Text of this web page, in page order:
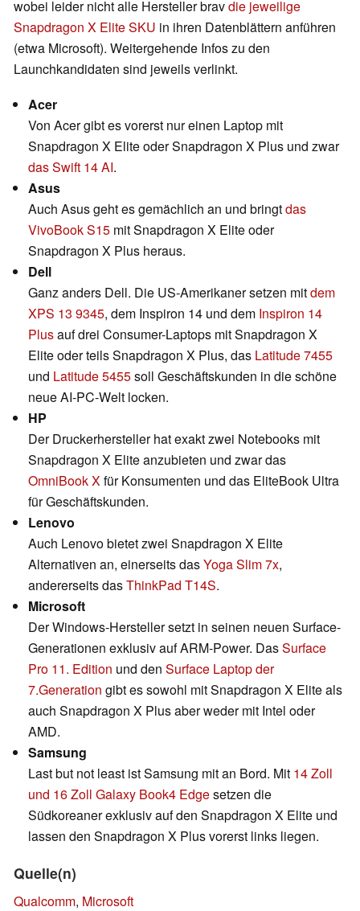
wobei leider nicht alle Hersteller bravdie jeweilige
Snapdragon X Elite SKU in ihren Datenblättern anführen
(etwa Microsoft). Weitergehende Infos zu den
Launchkandidaten sind jeweils verlinkt.
Acer
Von Acer gibt es vorerst nur einen Laptop mit
Snapdragon X Elite oder Snapdragon X Plus und zwar
das Swift 14 AI.
Asus
Auch Asus geht es gemächlich an und bringtdas
VivoBook S15 mit Snapdragon X Elite oder
Snapdragon X Plus heraus.
Dell
Ganz anders Dell. Die US-Amerikaner setzen mitdem
XPS 13 9345, dem Inspiron 14 und dem Inspiron 14
Plusauf drei Consumer-Laptops mit Snapdragon X
Elite oder teils Snapdragon X Plus, das Latitude 7455
und Latitude 5455soll Geschäftskunden in die schöne
neue AI-PC-Welt locken.
HP
Der Druckerhersteller hat exakt zwei Notebooks mit
Snapdragon X Elite anzubieten und zwar das
OmniBook X für Konsumenten und das EliteBook Ultra
für Geschäftskunden.
Lenovo
Auch Lenovo bietet zwei Snapdragon X Elite
Alternativen an, einerseits dasYoga Slim 7x,
andererseits dasThinkPad T14S.
Microsoft
Der Windows-Hersteller setzt in seinen neuen Surface-
Generationen exklusiv auf ARM-Power. DasSurface
Pro 11. Edition und den Surface Laptop der
7.Generation gibt es sowohl mit Snapdragon X Elite als
auch Snapdragon X Plus aber weder mit Intel oder
AMD.
Samsung
Last but not least ist Samsung mit an Bord. Mit 14 Zoll
und 16 Zoll Galaxy Book4 Edgesetzen die
Südkoreaner exklusiv auf den Snapdragon X Elite und
lassen den Snapdragon X Plus vorerst links liegen.
Quelle(n)
Qualcomm, Microsoft